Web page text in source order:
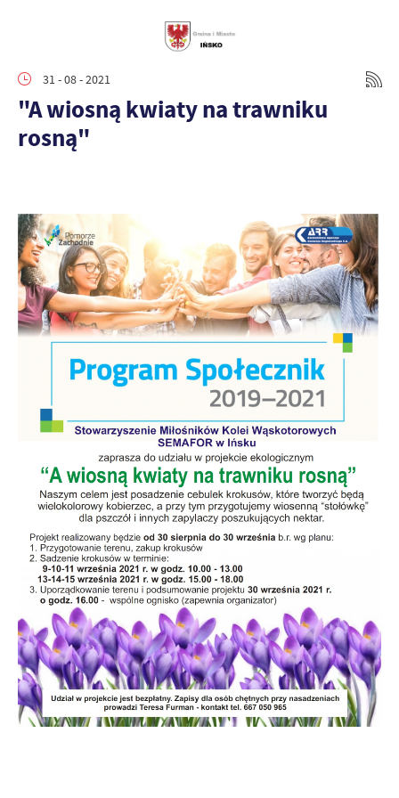
31 - 08 - 2021
"A wiosną kwiaty na trawniku
rosną"